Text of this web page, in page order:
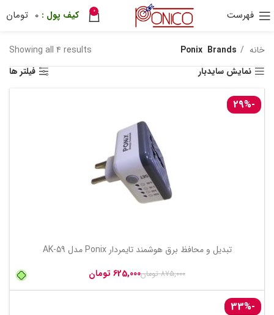
فهرست 0
0 تومان
خانه Brands
Ponix
Showing all 4 results
نمایش سایدبار
فیلتر ها
-29%
تبدیل و محافظ برق هوشمند تایمردار Ponix مدل AK-59
875,000 تومان625,000 تومان
-33%
30 هزار تومان
ترب پی